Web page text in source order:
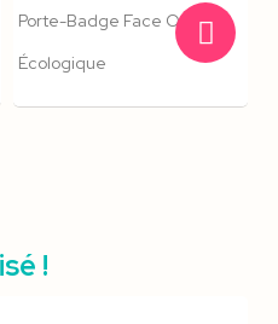
Porte-Badge Face Ouverte
Écologique
!